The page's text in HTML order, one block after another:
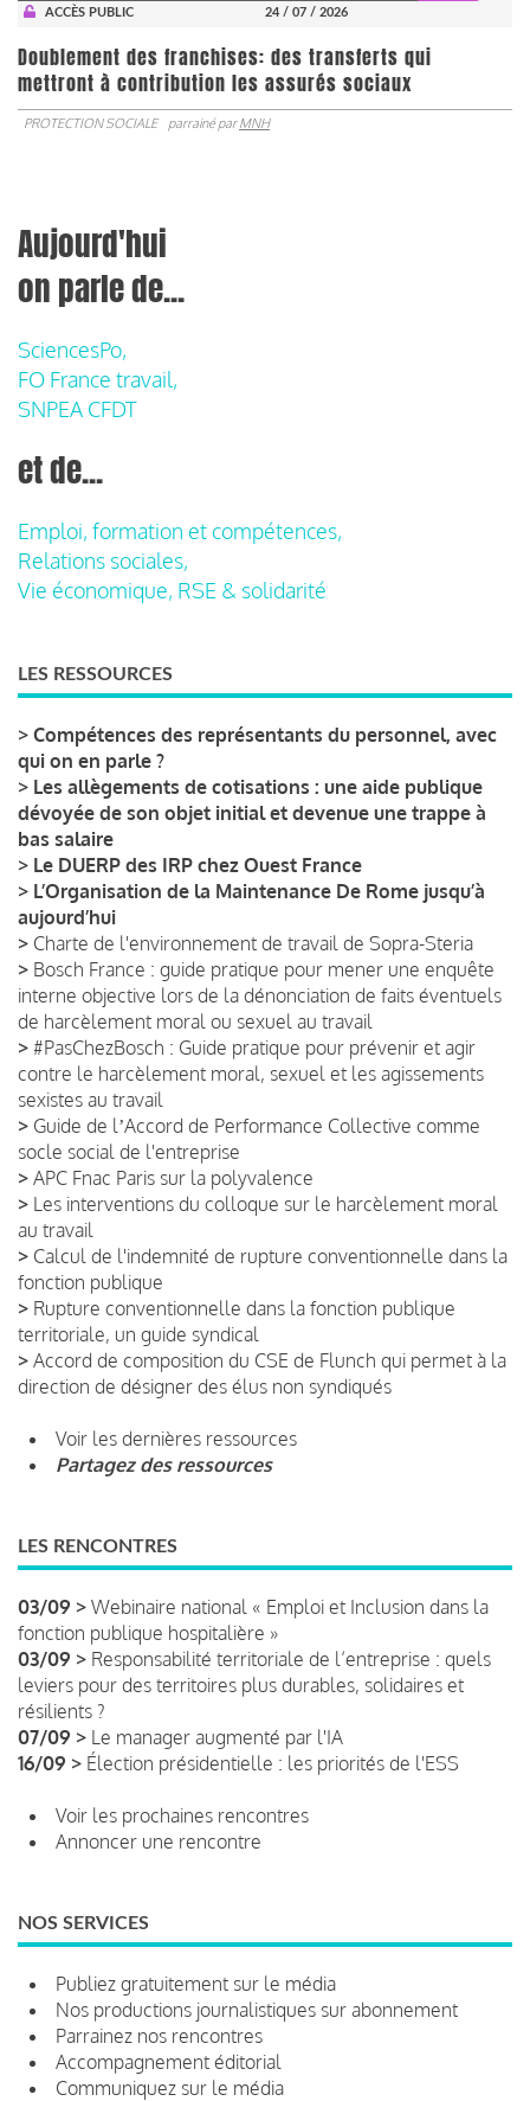
ACCÈS PUBLIC 24 / 07 / 2026
Doublement des franchises: des transferts qui
mettront à contribution les assurés sociaux
PROTECTION SOCIALE parrainé parMNH
Aujourd'hui
on parle de...
SciencesPo,
FO France travail,
SNPEA CFDT
et de...
Emploi, formation et compétences,
Relations sociales,
Vie économique, RSE & solidarité
LES RESSOURCES
> Compétences des représentants du personnel, avec
qui on en parle ?
> Les allègements de cotisations : une aide publique
dévoyée de son objet initial et devenue une trappe à
bas salaire
> Le DUERP des IRP chez Ouest France
> L’Organisation de la Maintenance De Rome jusqu’à
aujourd’hui
> Charte de l'environnement de travail de Sopra-Steria
> Bosch France : guide pratique pour mener une enquête
interne objective lors de la dénonciation de faits éventuels
de harcèlement moral ou sexuel au travail
> #PasChezBosch : Guide pratique pour prévenir et agir
contre le harcèlement moral, sexuel et les agissements
sexistes au travail
> Guide de lʼAccord de Performance Collective comme
socle social de l'entreprise
> APC Fnac Paris sur la polyvalence
> Les interventions du colloque sur le harcèlement moral
au travail
> Calcul de l'indemnité de rupture conventionnelle dans la
fonction publique
> Rupture conventionnelle dans la fonction publique
territoriale, un guide syndical
> Accord de composition du CSE de Flunch qui permet à la
direction de désigner des élus non syndiqués
Voir les dernières ressources
Partagez des ressources
LES RENCONTRES
03/09 > Webinaire national « Emploi et Inclusion dans la
fonction publique hospitalière »
03/09 > Responsabilité territoriale de l’entreprise : quels
leviers pour des territoires plus durables, solidaires et
résilients ?
07/09 > Le manager augmenté par l'IA
16/09 > Élection présidentielle : les priorités de l'ESS
Voir les prochaines rencontres
Annoncer une rencontre
NOS SERVICES
Publiez gratuitement sur le média
Nos productions journalistiques sur abonnement
Parrainez nos rencontres
Accompagnement éditorial
Communiquez sur le média